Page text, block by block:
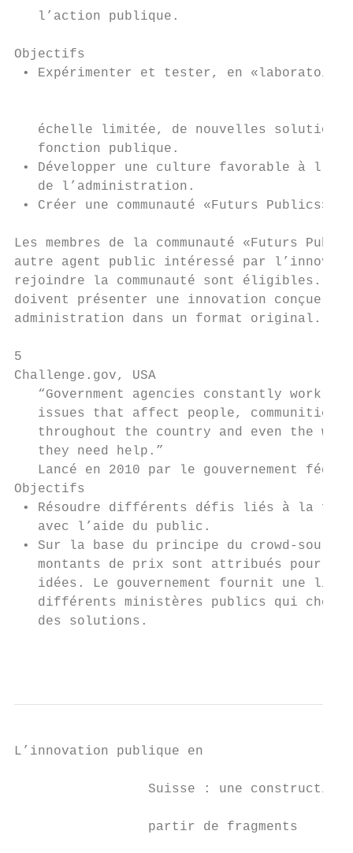
   l’action publique.
Objectifs
• Expérimenter et tester, en
échelle limitée, de nouvelles solutions
   fonction publique.
• Développer une culture favorable à
   de l’administration.
• Créer une communauté «Futurs Publics».
Les membres de la communauté «Futurs
autre agent public intéressé par
rejoindre la communauté sont éligibles.
doivent présenter une innovation conçue
administration dans un format original.
5
Challenge.gov, USA
“Government agencies constantly work to
issues that affect people, communities,
throughout the country and even the
   they need help.”
Lancé en 2010 par le gouvernement
Objectifs
• Résoudre différents défis liés à la
   avec l’aide du public.
• Sur la base du principe du crowd-
montants de prix sont attribués pour
idées. Le gouvernement fournit une
différents ministères publics qui
   des solutions.
L’innovation publique en
Suisse : une
partir de fragments